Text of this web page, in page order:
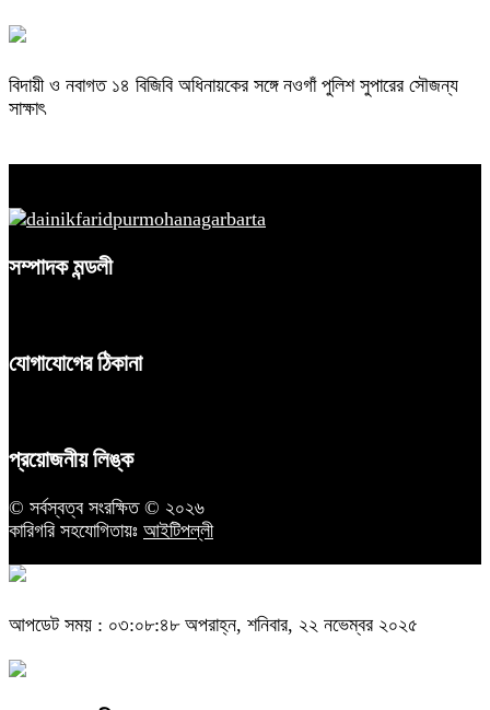
বিদায়ী ও নবাগত ১৪ বিজিবি অধিনায়কের সঙ্গে নওগাঁ পুলিশ সুপারের সৌজন্য
সাক্ষাৎ
সম্পাদক মন্ডলী
যোগাযোগের ঠিকানা
প্রয়োজনীয় লিঙ্ক
© সর্বস্বত্ব সংরক্ষিত © ২০২৬
কারিগরি সহযোগিতায়ঃ আইটিপল্লী
আপডেট সময় : ০৩:০৮:৪৮ অপরাহ্ন, শনিবার, ২২ নভেম্বর ২০২৫